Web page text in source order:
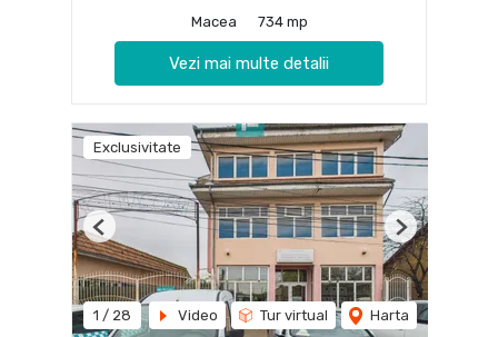
Macea
734 mp
Vezi mai multe detalii
Exclusivitate
1 / 28 Video Tur virtual Harta
Previous Next